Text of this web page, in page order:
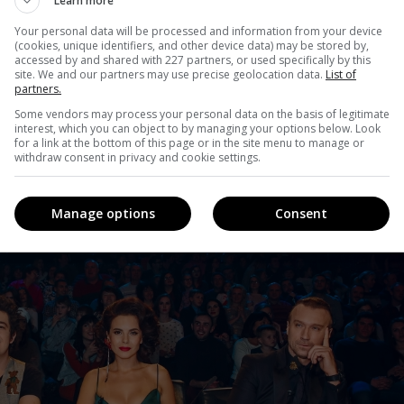
не изменится. Уже осенью зрители снова увидят
Шуроваи любимца публикиОлега Винника.
Your personal data will be processed and information from your device
(cookies, unique identifiers, and other device data) may be stored by,
accessed by and shared with 227 partners, or used specifically by this
site. We and our partners may use precise geolocation data. List of
partners.
Some vendors may process your personal data on the basis of legitimate
interest, which you can object to by managing your options below. Look
for a link at the bottom of this page or in the site menu to manage or
withdraw consent in privacy and cookie settings.
Consent
Manage options